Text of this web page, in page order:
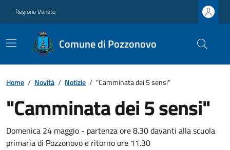
Regione Veneto
Comune di Pozzonovo
Home / Novità / Notizie / "Camminata dei 5 sensi"
"Camminata dei 5 sensi"
Domenica 24 maggio - partenza ore 8.30 davanti alla scuola
primaria di Pozzonovo e ritorno ore 11.30